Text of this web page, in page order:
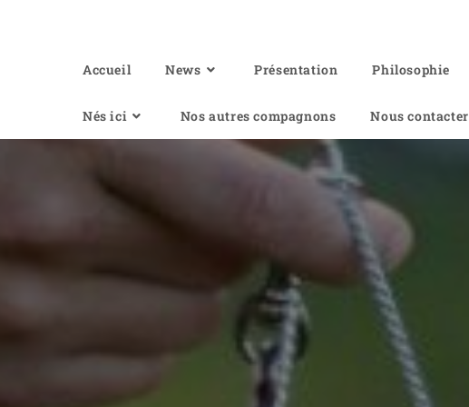
Accueil News Présentation Philosophie
Nés ici Nos autres compagnons Nous contacter